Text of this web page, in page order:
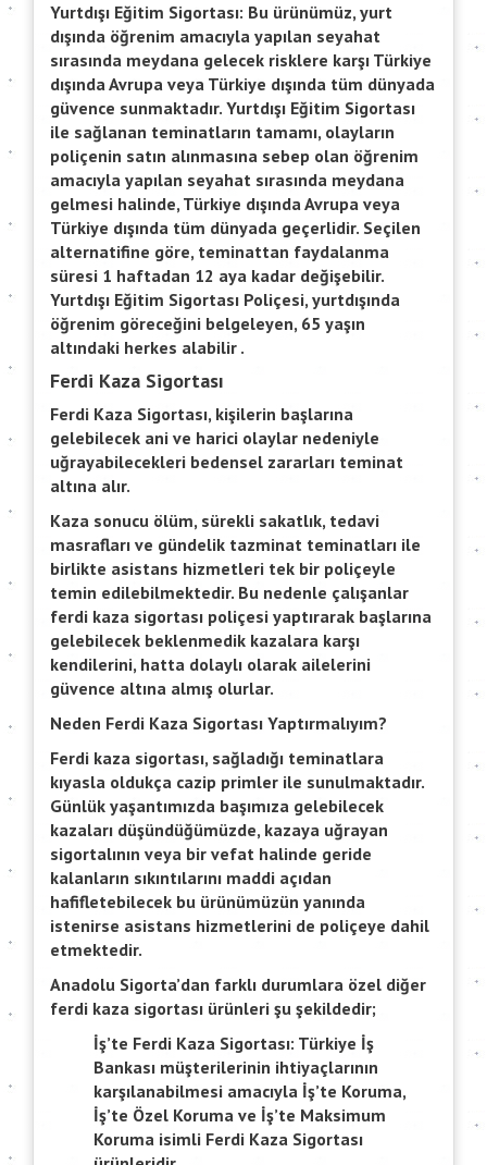
Yurtdışı Eğitim Sigortası: Bu ürünümüz, yurt
dışında öğrenim amacıyla yapılan seyahat
sırasında meydana gelecek risklere karşı Türkiye
dışında Avrupa veya Türkiye dışında tüm dünyada
güvence sunmaktadır. Yurtdışı Eğitim Sigortası
ile sağlanan teminatların tamamı, olayların
poliçenin satın alınmasına sebep olan öğrenim
amacıyla yapılan seyahat sırasında meydana
gelmesi halinde, Türkiye dışında Avrupa veya
Türkiye dışında tüm dünyada geçerlidir. Seçilen
alternatifine göre, teminattan faydalanma
süresi 1 haftadan 12 aya kadar değişebilir.
Yurtdışı Eğitim Sigortası Poliçesi, yurtdışında
öğrenim göreceğini belgeleyen, 65 yaşın
altındaki herkes alabilir .
Ferdi Kaza Sigortası
Ferdi Kaza Sigortası, kişilerin başlarına
gelebilecek ani ve harici olaylar nedeniyle
uğrayabilecekleri bedensel zararları teminat
altına alır.
Kaza sonucu ölüm, sürekli sakatlık, tedavi
masrafları ve gündelik tazminat teminatları ile
birlikte asistans hizmetleri tek bir poliçeyle
temin edilebilmektedir. Bu nedenle çalışanlar
ferdi kaza sigortası poliçesi yaptırarak başlarına
gelebilecek beklenmedik kazalara karşı
kendilerini, hatta dolaylı olarak ailelerini
güvence altına almış olurlar.
Neden Ferdi Kaza Sigortası Yaptırmalıyım?
Ferdi kaza sigortası, sağladığı teminatlara
kıyasla oldukça cazip primler ile sunulmaktadır.
Günlük yaşantımızda başımıza gelebilecek
kazaları düşündüğümüzde, kazaya uğrayan
sigortalının veya bir vefat halinde geride
kalanların sıkıntılarını maddi açıdan
hafifletebilecek bu ürünümüzün yanında
istenirse asistans hizmetlerini de poliçeye dahil
etmektedir.
Anadolu Sigorta’dan farklı durumlara özel diğer
ferdi kaza sigortası ürünleri şu şekildedir;
İş’te Ferdi Kaza Sigortası: Türkiye İş
Bankası müşterilerinin ihtiyaçlarının
karşılanabilmesi amacıyla İş’te Koruma,
İş’te Özel Koruma ve İş’te Maksimum
Koruma isimli Ferdi Kaza Sigortası